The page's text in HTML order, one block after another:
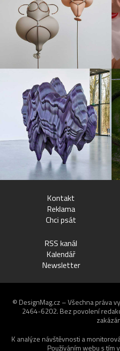
Kontakt
Reklama
Chci psát
RSS kanál
Kalendář
Newsletter
© DesignMag.cz – Všechna práva
2464-6202. Bez povolení
K analýze návštěvnosti a
Používáním webu s tím